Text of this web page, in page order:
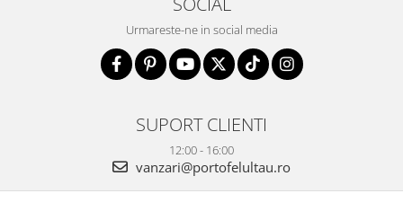
Urmareste-ne in social media
SUPORT CLIENTI
12:00 - 16:00
vanzari@portofelultau.ro